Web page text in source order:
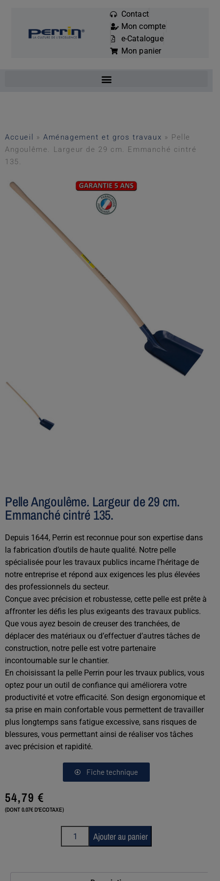
Mots
clés
:
Contact
Mon compte
e-Catalogue
Mon panier
Accueil »Aménagement et gros travaux » Pelle
Angoulême. Largeur de 29 cm. Emmanché cintré
135.
Pelle Angoulême. Largeur de 29 cm.
Emmanché cintré 135.
Depuis 1644, Perrin est reconnue pour son expertise dans
la fabrication d’outils de haute qualité. Notre pelle
spécialisée pour les travaux publics incarne l’héritage de
notre entreprise et répond aux exigences les plus élevées
des professionnels du secteur.
Conçue avec précision et robustesse, cette pelle est prête à
affronter les défis les plus exigeants des travaux publics.
Que vous ayez besoin de creuser des tranchées, de
déplacer des matériaux ou d’effectuer d’autres tâches de
construction, notre pelle est votre partenaire
incontournable sur le chantier.
En choisissant la pelle Perrin pour les trvaux publics, vous
optez pour un outil de confiance qui améliorera votre
productivité et votre efficacité. Son design ergonomique et
sa prise en main confortable vous permettent de travailler
plus longtemps sans fatigue excessive, sans risques de
blessures, vous permettant ainsi de réaliser vos tâches
avec précision et rapidité.
Fiche technique
54,79€
(DONT 0.07€ D'ECOTAXE)
Ajouter au panier